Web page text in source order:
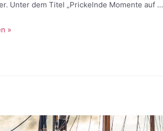
Unter dem Titel „Prickelnde Momente auf …
»